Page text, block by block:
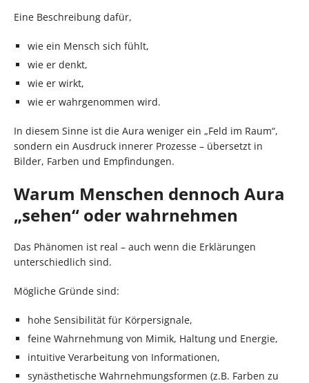
Eine Beschreibung dafür,
wie ein Mensch sich fühlt,
wie er denkt,
wie er wirkt,
wie er wahrgenommen wird.
In diesem Sinne ist die Aura weniger ein „Feld im Raum“,
sondern ein Ausdruck innerer Prozesse – übersetzt in
Bilder, Farben und Empfindungen.
Warum Menschen dennoch Aura
„sehen“ oder wahrnehmen
Das Phänomen ist real – auch wenn die Erklärungen
unterschiedlich sind.
Mögliche Gründe sind:
hohe Sensibilität für Körpersignale,
feine Wahrnehmung von Mimik, Haltung und Energie,
intuitive Verarbeitung von Informationen,
synästhetische Wahrnehmungsformen (z.B. Farben zu